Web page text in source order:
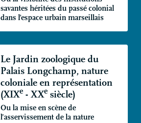
savantes héritées du passé colonial
dans l’espace urbain marseillais
Le Jardin zoologique du
Palais Longchamp, nature
coloniale en représentation
(XIXe-XXesiècle)
Ou la mise en scène de
l’asservissement de la nature